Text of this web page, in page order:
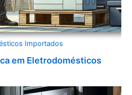
Importados
em Eletrodomésticos